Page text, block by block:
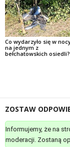
Co wydarzyło się w
na jednym z
bełchatowskich osiedli?
ZOSTAW
Informujemy, że na
moderacji. Zostaną